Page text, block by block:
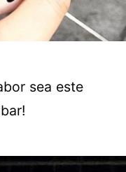
sea este